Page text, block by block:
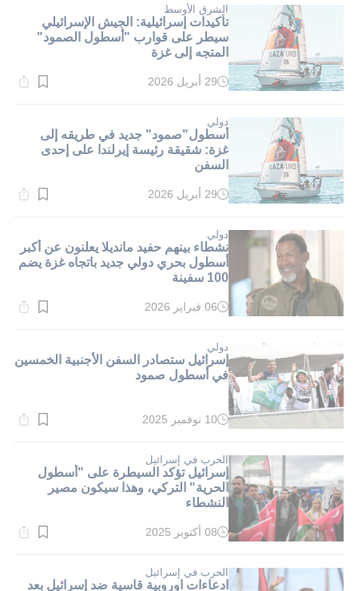
دقيقة.
الشرق الأوسط
تأكيدات إسرائيلية: الجيش الإسرائيلي
سيطر على قوارب "أسطول الصمود"
المتجه إلى غزة
وقت
دقيقة.
29 أبريل 2026
دولي
أسطول"صمود" جديد في طريقه إلى
غزة: شقيقة رئيسة إيرلندا على إحدى
السفن
وقت
دقيقة.
29 أبريل 2026
دولي
نشطاء بينهم حفيد مانديلا يعلنون عن أكبر
أسطول بحري دولي جديد باتجاه غزة يضم
100 سفينة
وقت
دقيقة.
06 فبراير 2026
دولي
إسرائيل ستصادر السفن الأجنبية الخمسين
في أسطول صمود
وقت
دقيقة.
10 نوفمبر 2025
الحرب في إسرائيل
إسرائيل تؤكد السيطرة على "أسطول
الحرية" التركي، وهذا سيكون مصير
النشطاء
وقت
دقيقة.
08 أكتوبر 2025
الحرب في إسرائيل
ادعاءات اوروبية قاسية ضد إسرائيل بعد